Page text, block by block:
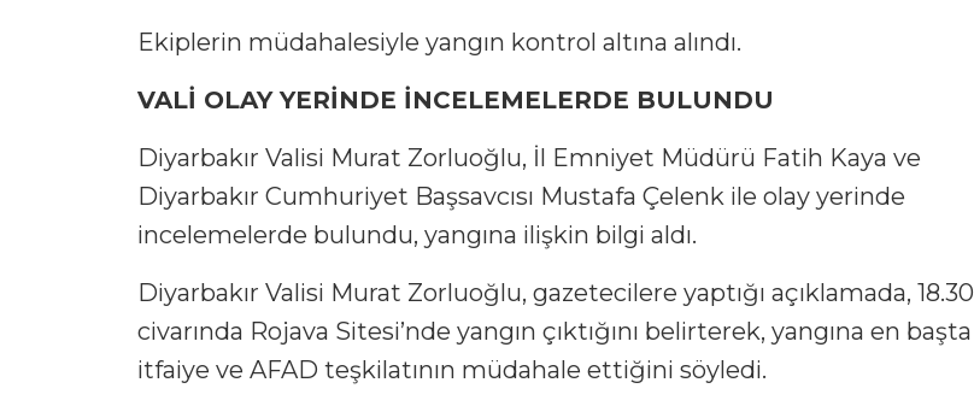
Ekiplerin müdahalesiyle yangın kontrol altına alındı.
VALİ OLAY YERİNDE İNCELEMELERDE BULUNDU
Diyarbakır Valisi Murat Zorluoğlu, İl Emniyet Müdürü Fatih Kaya ve
Diyarbakır Cumhuriyet Başsavcısı Mustafa Çelenk ile olay yerinde
incelemelerde bulundu, yangına ilişkin bilgi aldı.
Diyarbakır Valisi Murat Zorluoğlu, gazetecilere yaptığı açıklamada, 18.30
civarında Rojava Sitesi’nde yangın çıktığını belirterek, yangına en başta
itfaiye ve AFAD teşkilatının müdahale ettiğini söyledi.